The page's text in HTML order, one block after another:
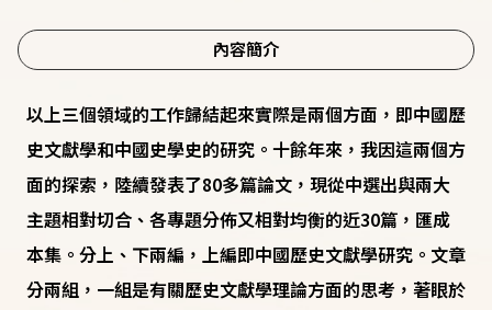
內容簡介
以上三個領域的工作歸結起來實際是兩個方面，即中國歷
史文獻學和中國史學史的研究。十餘年來，我因這兩個方
面的探索，陸續發表了80多篇論文，現從中選出與兩大
主題相對切合、各專題分佈又相對均衡的近30篇，匯成
本集。分上、下兩編，上編即中國歷史文獻學研究。文章
分兩組，一組是有關歷史文獻學理論方面的思考，著眼於